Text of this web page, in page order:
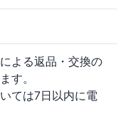
よる返品・交換の
す。
ては7日以内に電